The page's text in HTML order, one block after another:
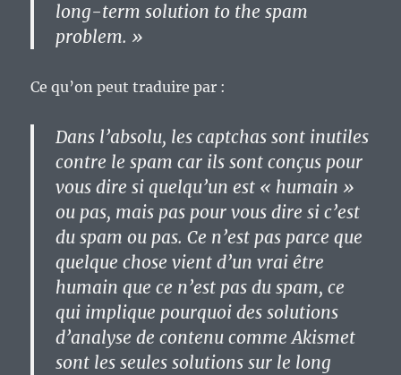
long-term solution to the spam
problem. »
Ce qu’on peut traduire par :
Dans l’absolu, les captchas sont inutiles
contre le spam car ils sont conçus pour
vous dire si quelqu’un est « humain »
ou pas, mais pas pour vous dire si c’est
du spam ou pas.Ce n’est pas parce que
quelque chose vient d’un vrai être
humain que ce n’est pas du spam, ce
qui implique pourquoi des solutions
d’analyse de contenu comme Akismet
sont les seules solutions sur le long